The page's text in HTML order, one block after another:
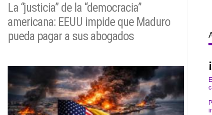
La “justicia” de la “democracia”
americana: EEUU impide que Maduro
pueda pagar a sus abogados